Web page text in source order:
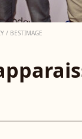
/ BESTIMAGE